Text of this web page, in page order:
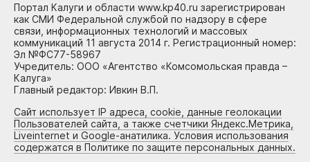
Портал Калуги и области www.kp40.ru зарегистрирован
как СМИ Федеральной службой по надзору в сфере
связи, информационных технологий и массовых
коммуникаций 11 августа 2014 г. Регистрационный номер:
Эл №ФС77-58967
Учредитель: ООО «Агентство «Комсомольская правда –
Калуга»
Главный редактор: Ивкин В.П.
Сайт использует IP адреса, cookie, данные геолокации
Пользователей сайта, а также счетчики Яндекс.Метрика,
Liveinternet и Google-анатилика. Условия использования
содержатся в Политике по защите персональных данных.